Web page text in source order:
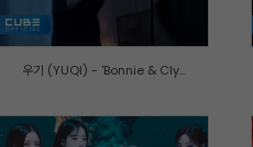
우기 (YUQI) - 'Bonnie & Cly...